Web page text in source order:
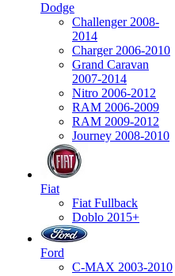
Dodge
Challenger 2008-
2014
Charger 2006-2010
Grand Caravan
2007-2014
Nitro 2006-2012
RAM 2006-2009
RAM 2009-2012
Journey 2008-2010
Fiat
Fiat Fullback
Doblo 2015+
Ford
C-MAX 2003-2010